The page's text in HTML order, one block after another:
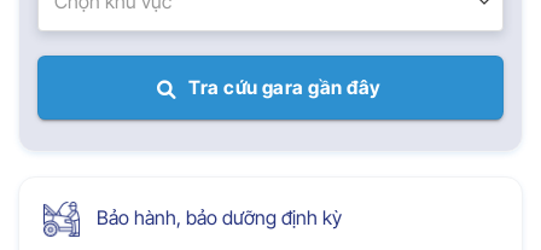
Tra cứu gara gần đây
Bảo hành, bảo dưỡng định kỳ